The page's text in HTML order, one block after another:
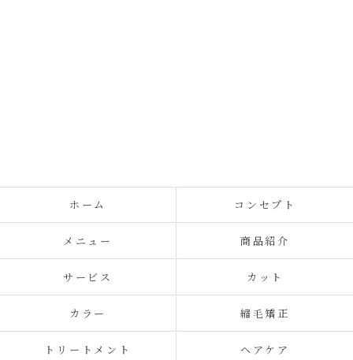
ホーム コンセプト
メニュー 商品紹介
サービス カット
カラー 縮毛矯正
トリートメント ヘアケア